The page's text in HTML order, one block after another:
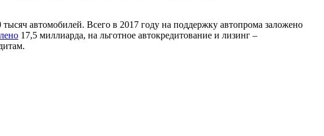
тысяч автомобилей. Всего в 2017 году на поддержку автопрома заложено
17,5 миллиарда, на льготное автокредитование и лизинг –